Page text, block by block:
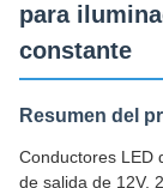
para
constante
Resumen del
Conductores LED
de salida de 12V,